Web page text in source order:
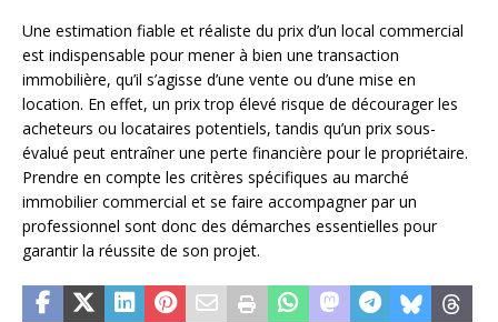
Une estimation fiable et réaliste du prix d’un local commercial
est indispensable pour mener à bien une transaction
immobilière, qu’il s’agisse d’une vente ou d’une mise en
location. En effet, un prix trop élevé risque de décourager les
acheteurs ou locataires potentiels, tandis qu’un prix sous-
évalué peut entraîner une perte financière pour le propriétaire.
Prendre en compte les critères spécifiques au marché
immobilier commercial et se faire accompagner par un
professionnel sont donc des démarches essentielles pour
garantir la réussite de son projet.